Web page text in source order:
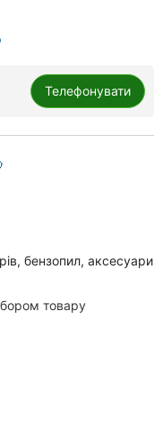
Телефонувати
бензопил, аксесуари
товару